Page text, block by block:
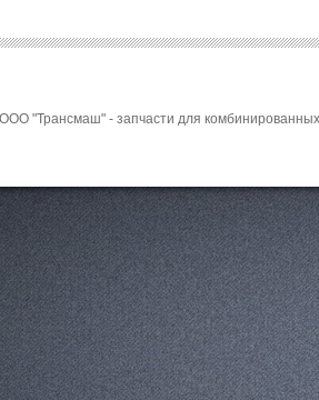
ООО "Трансмаш" - запчасти для